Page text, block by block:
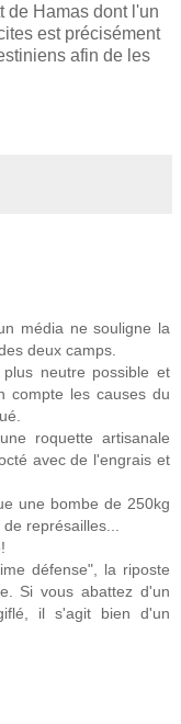
de Hamas dont l'un
est précisément
afin de les
média ne souligne la
deux camps.
neutre possible et
compte les causes du
roquette artisanale
avec de l'engrais et
une bombe de 250kg
représailles...
défense", la riposte
Si vous abattez d'un
il s'agit bien d'un